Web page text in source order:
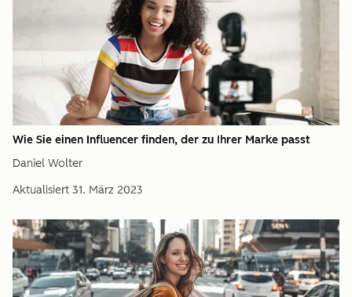
Wie Sie einen Influencer finden, der zu Ihrer Marke passt
Daniel Wolter
Aktualisiert 31. März 2023